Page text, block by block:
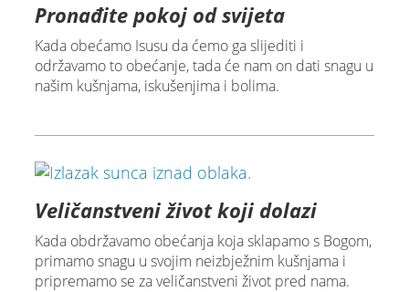
Pronađite pokoj od svijeta
Kada obećamo Isusu da ćemo ga slijediti i
održavamo to obećanje, tada će nam on dati snagu u
našim kušnjama, iskušenjima i bolima.
Veličanstveni život koji dolazi
Kada obdržavamo obećanja koja sklapamo s Bogom,
primamo snagu u svojim neizbježnim kušnjama i
pripremamo se za veličanstveni život pred nama.